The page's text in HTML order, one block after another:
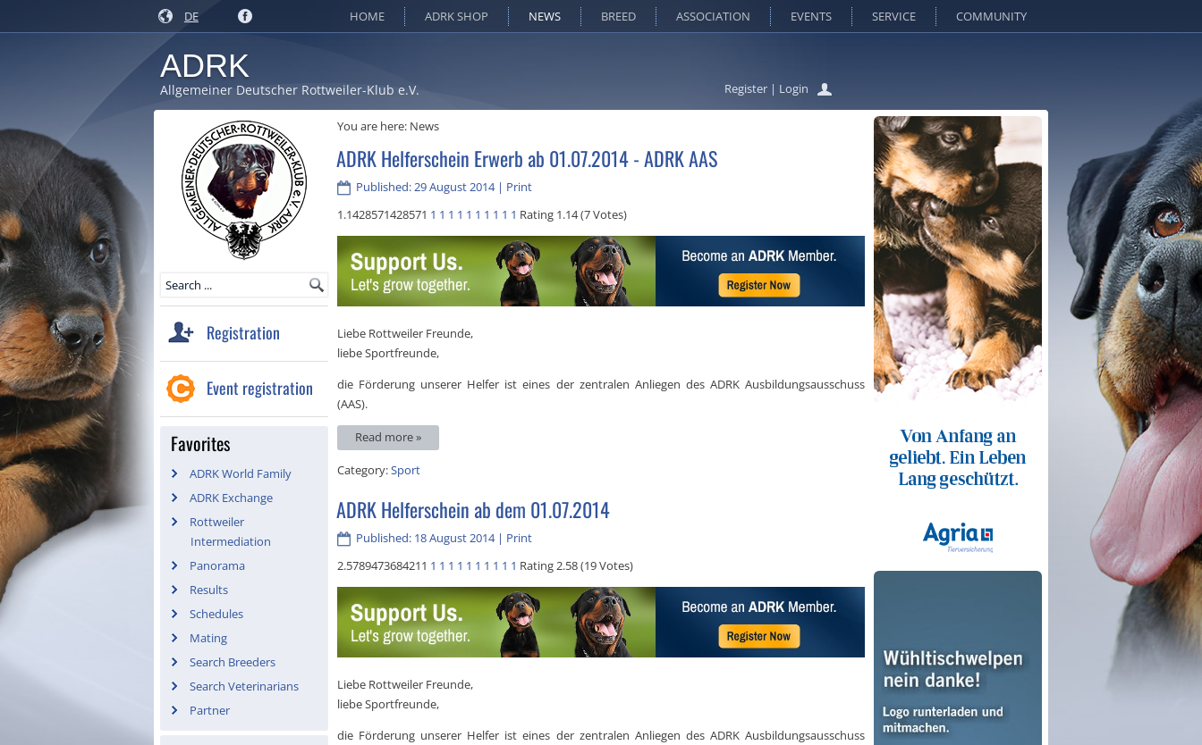
DE
Register | Login
HOME ADRK SHOP NEWS BREED ASSOCIATION EVENTS SERVICE COMMUNITY
ADRK
Allgemeiner Deutscher Rottweiler-Klub e.V.
Registration
Event registration
Favorites
ADRK World Family
ADRK Exchange
Rottweiler
Intermediation
Panorama
Results
Schedules
Mating
Search Breeders
Search Veterinarians
Partner
You are here: News
ADRK Helferschein Erwerb ab 01.07.2014 - ADRK AAS
Published: 29 August 2014| Print
1.1428571428571 1 1 1 1 1 1 1 1 1 1 Rating 1.14 (7 Votes)
Liebe Rottweiler Freunde,
liebe Sportfreunde,
die Förderung unserer Helfer ist eines der zentralen Anliegen des ADRK Ausbildungsausschuss
(AAS).
Read more »
Category:Sport
ADRK Helferschein ab dem 01.07.2014
Published: 18 August 2014| Print
2.5789473684211 1 1 1 1 1 1 1 1 1 1 Rating 2.58 (19 Votes)
Liebe Rottweiler Freunde,
liebe Sportfreunde,
die Förderung unserer Helfer ist eines der zentralen Anliegen des ADRK Ausbildungsausschuss